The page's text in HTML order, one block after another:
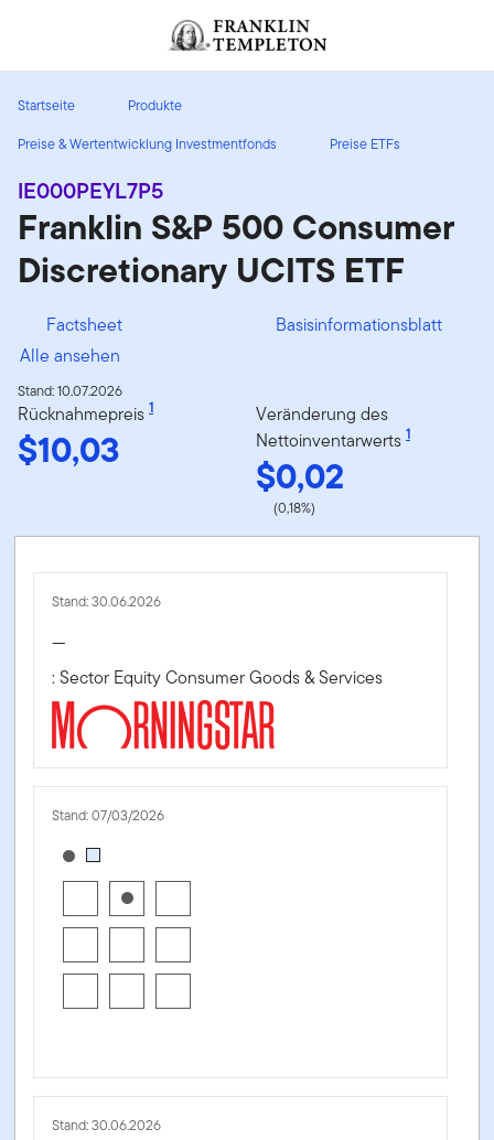
Header menu toggle
Startseite
Produkte
Preise & Wertentwicklung Investmentfonds
Preise ETFs
IE000PEYL7P5
Franklin S&P 500 Consumer
Discretionary UCITS ETF
Factsheet
Basisinformationsblatt
Alle ansehen
Stand: 10.07.2026
Rücknahmepreis 1
$10,03
Veränderung des
Nettoinventarwerts 1
$0,02
(0,18%)
Stand: 30.06.2026
—
: Sector Equity Consumer Goods & Services
Stand: 07/03/2026
[products.morningstar-stylebox-title-sr-equity]
Stand: 30.06.2026